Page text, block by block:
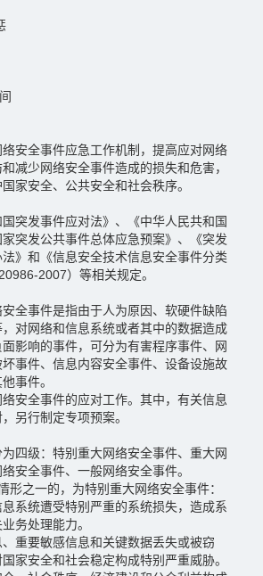
全事件应急工作机制，提高应对网络
减少网络安全事件造成的损失和危害，
家安全、公共安全和社会秩序。
发事件应对法》、《中华人民共和国
突发公共事件总体应急预案》、《突发
》和《信息安全技术信息安全事件分类
2007）等相关规定。
事件是指由于人为原因、软硬件缺陷
对网络和信息系统或者其中的数据造成
影响的事件，可分为有害程序事件、网
事件、信息内容安全事件、设备设施故
事件。
全事件的应对工作。其中，有关信息
另行制定专项预案。
级：特别重大网络安全事件、重大网
安全事件、一般网络安全事件。
之一的，为特别重大网络安全事件：
统遭受特别严重的系统损失，造成系
务处理能力。
要敏感信息和关键数据丢失或被窃
家安全和社会稳定构成特别严重威胁。